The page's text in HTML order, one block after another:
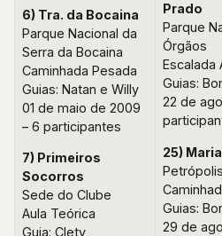
6) Tra. da Bocaina
Parque Nacional da
Serra da Bocaina
Caminhada Pesada
Guias: Natan e Willy
01 de maio de 2009
– 6 participantes
7) Primeiros
Socorros
Sede do Clube
Aula Teórica
Guia: Clety
Prado
Parque
Órgãos
Escalada
Guias:
22 de
25)
Petrópolis
Guias:
29 de